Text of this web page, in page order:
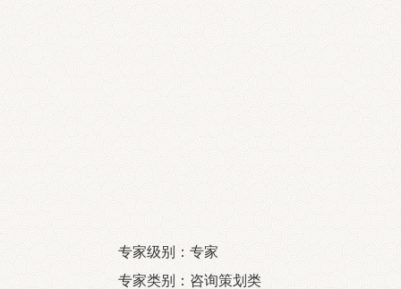
专家级别：专家
专家类别：咨询策划类